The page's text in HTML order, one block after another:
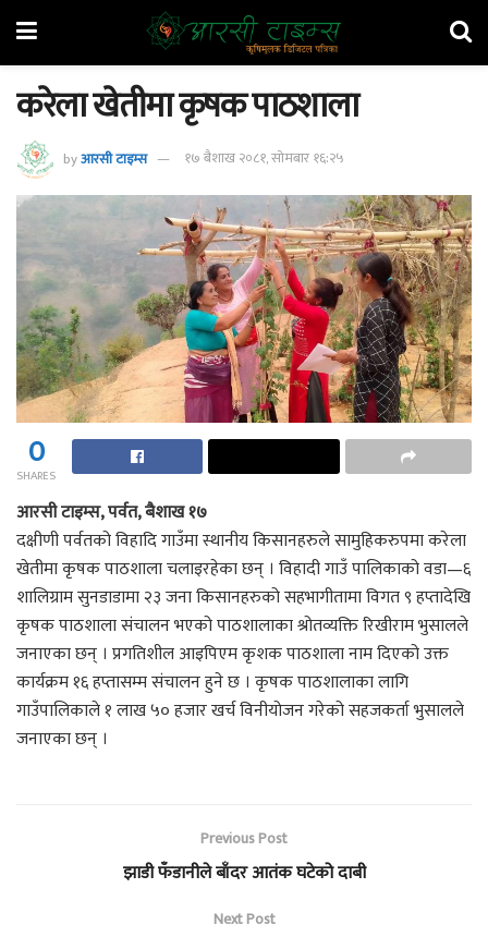
करेला खेतीमा कृषक पाठशाला
byआरसी टाइम्स १७ बैशाख २०८१, सोमबार १६:२५
0
SHARES
आरसी टाइम्स, पर्वत, बैशाख १७
दक्षीणी पर्वतको विहादि गाउँमा स्थानीय किसानहरुले सामुहिकरुपमा करेला
खेतीमा कृषक पाठशाला चलाइरहेका छन् । विहादी गाउँ पालिकाको वडा—६
शालिग्राम सुनडाडामा २३ जना किसानहरुको सहभागीतामा विगत ९ हप्तादेखि
कृषक पाठशाला संचालन भएको पाठशालाका श्रोतव्यक्ति रिखीराम भुसालले
जनाएका छन् । प्रगतिशील आइपिएम कृशक पाठशाला नाम दिएको उक्त
कार्यक्रम १६ हप्तासम्म संचालन हुने छ । कृषक पाठशालाका लागि
गाउँपालिकाले १ लाख ५० हजार खर्च विनीयोजन गरेको सहजकर्ता भुसालले
जनाएका छन् ।
Previous Post
झाडी फँडानीले बाँदर आतंक घटेको दाबी
Next Post